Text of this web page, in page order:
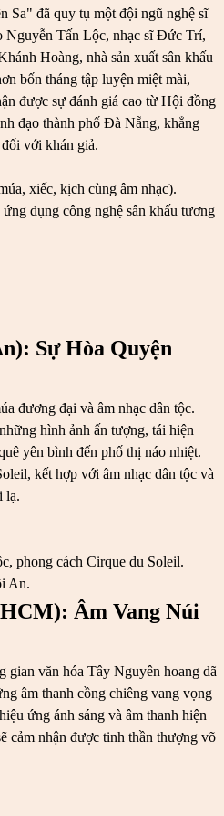
Sa" đã quy tụ một đội ngũ nghệ sĩ
Nguyễn Tấn Lộc, nhạc sĩ Đức Trí,
Hoàng, nhà sản xuất sân khấu
bốn tháng tập luyện miệt mài,
được sự đánh giá cao từ Hội đồng
đạo thành phố Đà Nẵng, khẳng
với khán giả.
xiếc, kịch cùng âm nhạc).
dụng công nghệ sân khấu tương
Sự Hòa Quyện
đương đại và âm nhạc dân tộc.
hình ảnh ấn tượng, tái hiện
yên bình đến phố thị náo nhiệt.
kết hợp với âm nhạc dân tộc và
lạ.
phong cách Cirque du Soleil.
An.
Âm Vang Núi
gian văn hóa Tây Nguyên hoang dã
âm thanh cồng chiêng vang vọng
ứng ánh sáng và âm thanh hiện
cảm nhận được tinh thần thượng võ